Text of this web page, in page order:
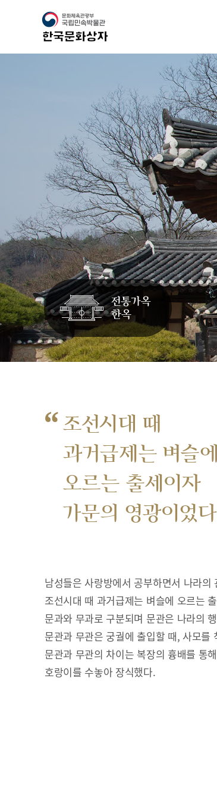
“조선시대 때
과거급제는 벼슬에
오르는 출세이자
가문의 영광이었
남성들은 사랑방에서 공부하면서 나라
조선시대 때 과거급제는 벼슬에 오르는
문과와 무과로 구분되며 문관은 나라의
문관과 무관은 궁궐에 출입할 때, 사모를
문관과 무관의 차이는 복장의 흉배를 통
호랑이를 수놓아 장식했다.